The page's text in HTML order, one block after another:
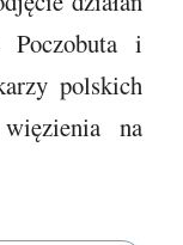
i
polskich
na